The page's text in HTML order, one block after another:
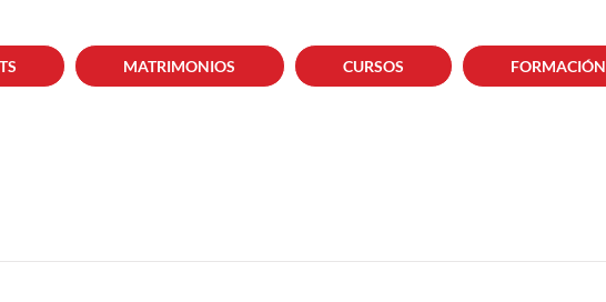
MATRIMONIOS CURSOS FORMACIÓN